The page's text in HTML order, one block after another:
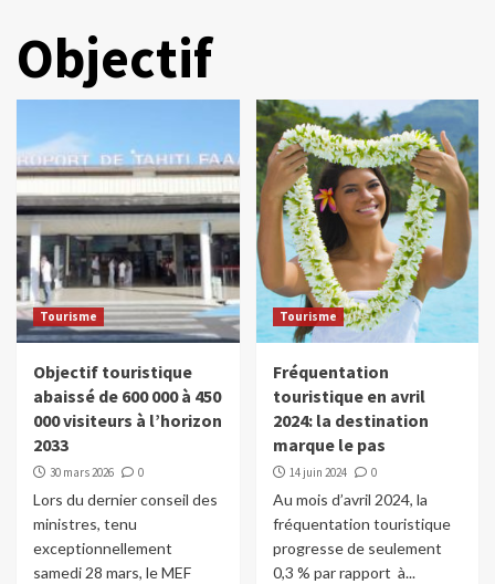
Objectif
Tourisme
Objectif touristique
abaissé de 600 000 à 450
000 visiteurs à l’horizon
2033
30 mars 2026 0
Lors du dernier conseil des
ministres, tenu
exceptionnellement
samedi 28 mars, le MEF
Tourisme
Fréquentation
touristique en avril
2024: la destination
marque le pas
14 juin 2024 0
Au mois d’avril 2024, la
fréquentation touristique
progresse de seulement
0,3 % par rapport à...